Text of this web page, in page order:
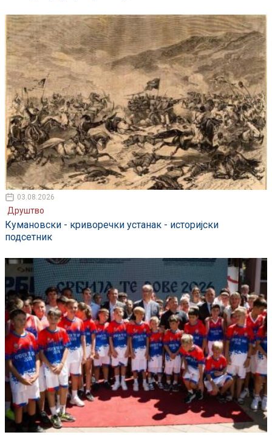
03.08.2026
Друштво
Кумановски - криворечки устанак - историјски
подсетник